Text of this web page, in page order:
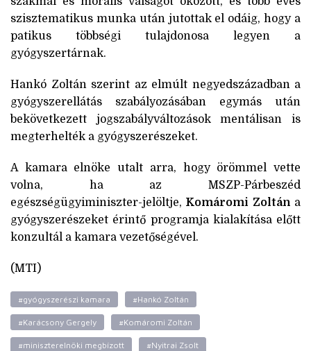
szisztematikus munka után jutottak el odáig, hogy a
patikus többségi tulajdonosa legyen a
gyógyszertárnak.
Hankó Zoltán szerint az elmúlt negyedszázadban a
gyógyszerellátás szabályozásában egymás után
bekövetkezett jogszabályváltozások mentálisan is
megterhelték a gyógyszerészeket.
A kamara elnöke utalt arra, hogy örömmel vette
volna, ha az MSZP-Párbeszéd
egészségügyiminiszter-jelöltje, Komáromi Zoltán a
gyógyszerészeket érintő programja kialakítása előtt
konzultál a kamara vezetőségével.
(MTI)
#gyógyszerészi kamara #Hankó Zoltán
#Karácsony Gergely #Komáromi Zoltán
#miniszterelnöki megbízott #Nyitrai Zsolt